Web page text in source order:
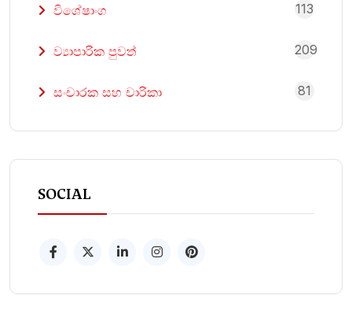
විශේෂාංග 113
ව්‍යාපාරික පුවත් 209
සංචාරක සහ චාරිකා 81
SOCIAL